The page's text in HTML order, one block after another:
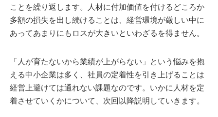
ことを繰り返します。人材に付加価値を付けるどころか
多額の損失を出し続けることは、経営環境が厳しい中に
あってあまりにもロスが大きいといわざるを得ません。
「人が育たないから業績が上がらない」という悩みを抱
える中小企業は多く、社員の定着性を引き上げることは
経営上避けては通れない課題なのです。いかに人材を定
着させていくかについて、次回以降説明していきます。